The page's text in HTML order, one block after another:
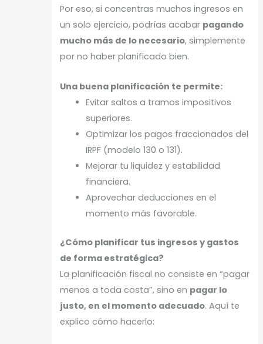
Por eso, si concentras muchos ingresos en
un solo ejercicio, podrías acabar pagando
mucho más de lo necesario, simplemente
por no haber planificado bien.
Una buena planificación te permite:
Evitar saltos a tramos impositivos
superiores.
Optimizar los pagos fraccionados del
IRPF (modelo 130 o 131).
Mejorar tu liquidez y estabilidad
financiera.
Aprovechar deducciones en el
momento más favorable.
¿Cómo planificar tus ingresos y gastos
de forma estratégica?
La planificación fiscal no consiste en “pagar
menos a toda costa”, sino en pagar lo
justo, en el momento adecuado. Aquí te
explico cómo hacerlo: